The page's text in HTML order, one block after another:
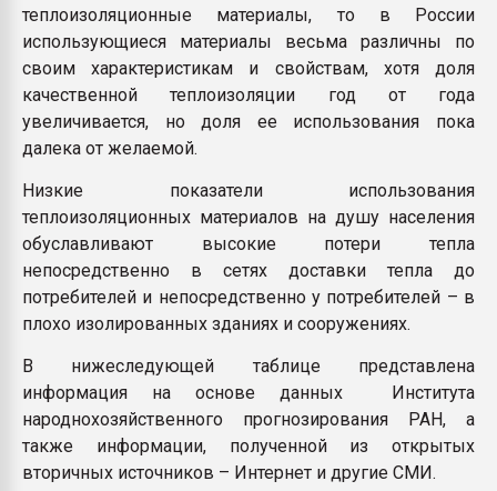
теплоизоляционные материалы, то в России
использующиеся материалы весьма различны по
своим характеристикам и свойствам, хотя доля
качественной теплоизоляции год от года
увеличивается, но доля ее использования пока
далека от желаемой.
Низкие показатели использования
теплоизоляционных материалов на душу населения
обуславливают высокие потери тепла
непосредственно в сетях доставки тепла до
потребителей и непосредственно у потребителей – в
плохо изолированных зданиях и сооружениях.
В нижеследующей таблице представлена
информация на основе данных Института
народнохозяйственного прогнозирования РАН, а
также информации, полученной из открытых
вторичных источников – Интернет и другие СМИ.